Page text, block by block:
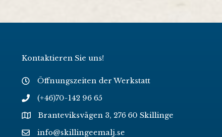
Kontaktieren Sie uns!
Öffnungszeiten der Werkstatt
(+46)70-142 96 65
Branteviksvägen 3, 276 60 Skillinge
info@skillingeemalj.se